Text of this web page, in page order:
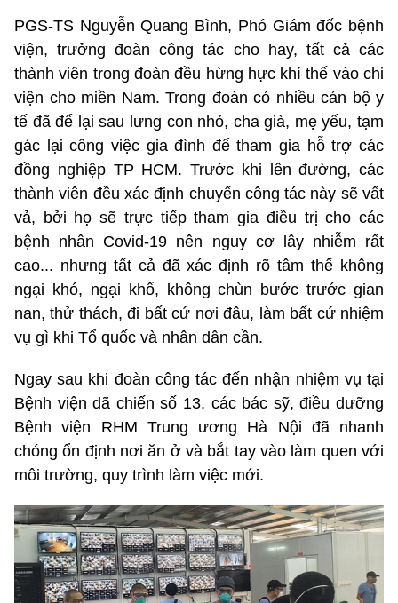
PGS-TS Nguyễn Quang Bình, Phó Giám đốc bệnh
viện, trưởng đoàn công tác cho hay, tất cả các
thành viên trong đoàn đều hừng hực khí thế vào chi
viện cho miền Nam. Trong đoàn có nhiều cán bộ y
tế đã để lại sau lưng con nhỏ, cha già, mẹ yếu, tạm
gác lại công việc gia đình để tham gia hỗ trợ các
đồng nghiệp TP HCM. Trước khi lên đường, các
thành viên đều xác định chuyến công tác này sẽ vất
vả, bởi họ sẽ trực tiếp tham gia điều trị cho các
bệnh nhân Covid-19 nên nguy cơ lây nhiễm rất
cao... nhưng tất cả đã xác định rõ tâm thế không
ngại khó, ngại khổ, không chùn bước trước gian
nan, thử thách, đi bất cứ nơi đâu, làm bất cứ nhiệm
vụ gì khi Tổ quốc và nhân dân cần.
Ngay sau khi đoàn công tác đến nhận nhiệm vụ tại
Bệnh viện dã chiến số 13, các bác sỹ, điều dưỡng
Bệnh viện RHM Trung ương Hà Nội đã nhanh
chóng ổn định nơi ăn ở và bắt tay vào làm quen với
môi trường, quy trình làm việc mới.